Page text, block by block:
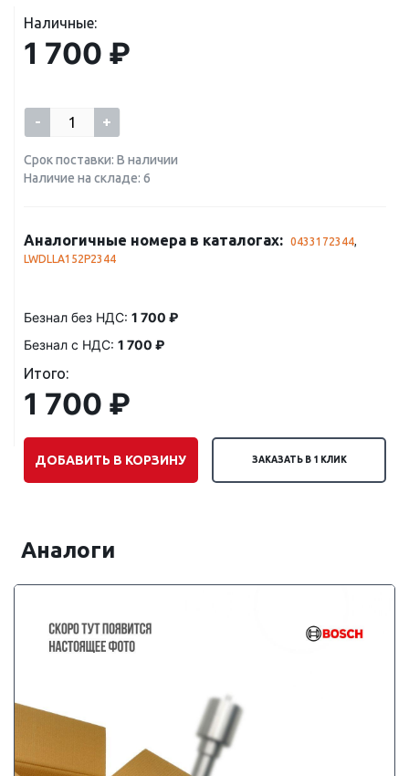
Наличные:
1 700 ₽
- +
Срок поставки: В наличии
Наличие на складе: 6
Аналогичные номера в каталогах: 0433172344,
LWDLLA152P2344
Безнал без НДС: 1 700 ₽
Безнал с НДС: 1 700 ₽
Итого:
1 700 ₽
ДОБАВИТЬ В КОРЗИНУ ЗАКАЗАТЬ В 1 КЛИК
Аналоги